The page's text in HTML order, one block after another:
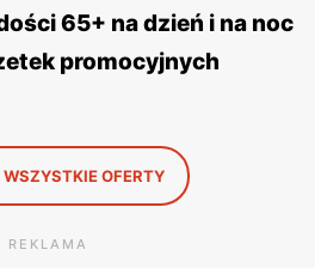
65+ na dzień i na noc
promocyjnych
OFERTY
REKLAMA